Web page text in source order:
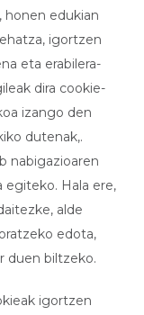
honen edukian
igortzen
eta erabilera-
dira cookie-
izango den
dutenak,.
nabigazioaren
egiteko. Hala ere,
alde
edota,
duen biltzeko.
igortzen